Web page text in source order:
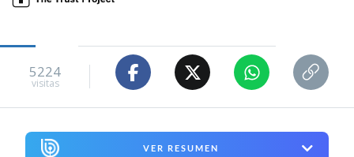
5224
visitas
VER RESUMEN